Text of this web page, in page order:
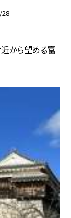
から望める富